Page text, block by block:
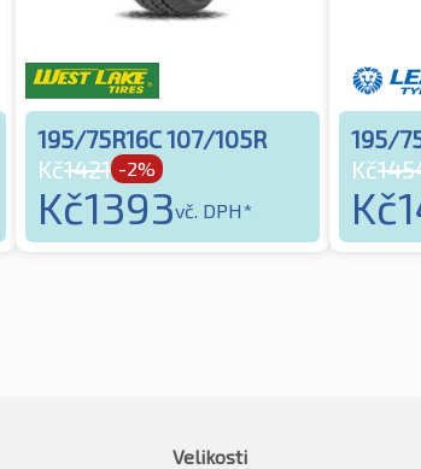
195/75R16C 107/105R
Kč1421 -2%
Kč1393vč. DPH*
195/
Kč
Kč
Velikosti